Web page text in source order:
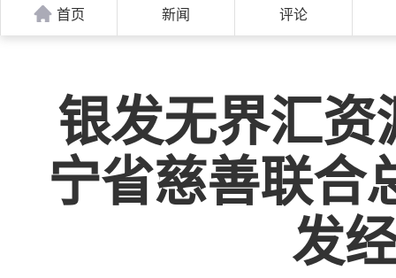
首页 新闻 评论
银发无界汇
宁省慈善联合
发